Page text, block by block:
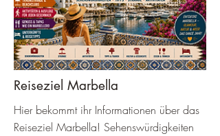
Reiseziel Marbella
Hier bekommt ihr Informationen über das
Reiseziel Marbella! Sehenswürdigkeiten